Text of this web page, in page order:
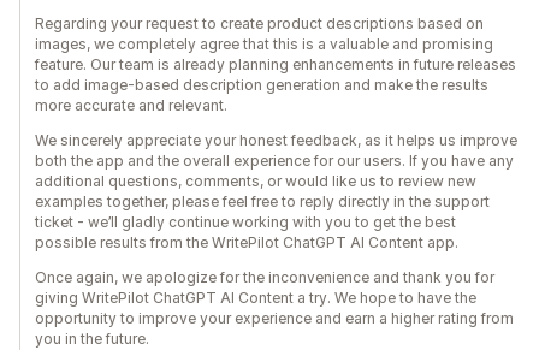
Regarding your request to create product descriptions based on
images, we completely agree that this is a valuable and promising
feature. Our team is already planning enhancements in future releases
to add image-based description generation and make the results
more accurate and relevant.
We sincerely appreciate your honest feedback, as it helps us improve
both the app and the overall experience for our users. If you have any
additional questions, comments, or would like us to review new
examples together, please feel free to reply directly in the support
ticket - we’ll gladly continue working with you to get the best
possible results from the WritePilot ChatGPT AI Content app.
Once again, we apologize for the inconvenience and thank you for
giving WritePilot ChatGPT AI Content a try. We hope to have the
opportunity to improve your experience and earn a higher rating from
you in the future.